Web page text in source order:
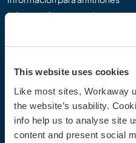
This website uses cookies
Like most sites, Workaway
the website’s usability.
info help us to analyse site
content and present social
Información para workawayers
Registrarse como anfitrión
Descuentos y Socios
Workaway Blog